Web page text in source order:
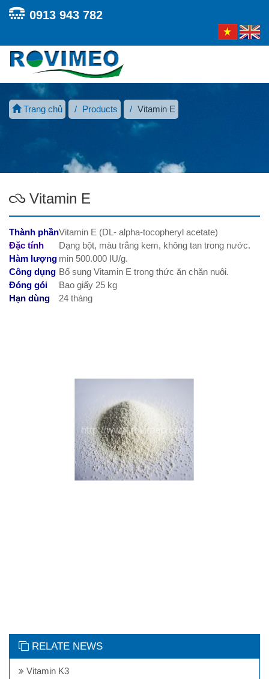
0913 943 782
Trang chủ Products Vitamin E
Vitamin E
Thành phầnVitamin E (DL- alpha-tocopheryl acetate)
Đặc tính
Dạng bột, màu trắng kem, không tan trong nước.
Hàm lượng min 500.000 IU/g.
Công dụng Bổ sung Vitamin E trong thức ăn chăn nuôi.
Đóng gói
Bao giấy 25 kg
Hạn dùng
24 tháng
RELATE NEWS
Vitamin K3